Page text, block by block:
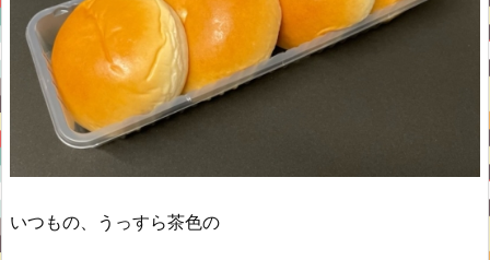
いつもの、うっすら茶色の